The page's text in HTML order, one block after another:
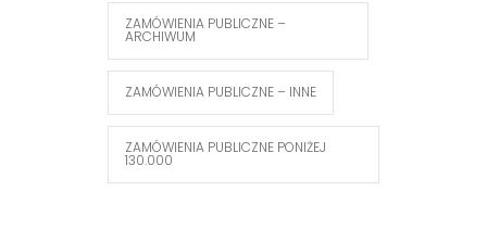
ZAMÓWIENIA PUBLICZNE –
ARCHIWUM
ZAMÓWIENIA PUBLICZNE – INNE
ZAMÓWIENIA PUBLICZNE PONIŻEJ
130.000